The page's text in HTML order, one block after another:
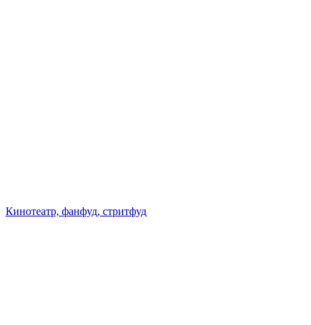
Кинотеатр, фанфуд, стритфуд